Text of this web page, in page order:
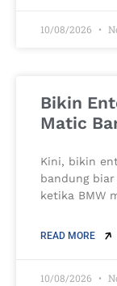
10/08/2026
Bikin
Matic
Kini, bikin
bandung
ketika BMW
READ MORE
10/08/2026